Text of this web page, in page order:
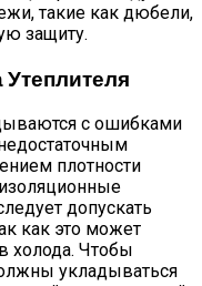
такие как дюбели,
защиту.
с ошибками
плотности
допускать
как это может
холода. Чтобы
укладываться